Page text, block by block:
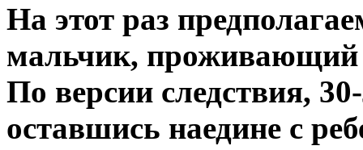
На этот раз
мальчик, проживающий
По версии следствия,
оставшись наедине с